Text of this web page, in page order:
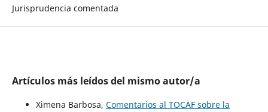
Jurisprudencia comentada
Artículos más leídos del mismo autor/a
Ximena Barbosa, Comentarios al TOCAF sobre la